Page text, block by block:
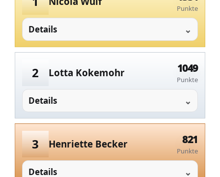
Punkte
Details
2 Lotta Kokemohr 1049
Punkte
Details
3 Henriette Becker 821
Punkte
Details